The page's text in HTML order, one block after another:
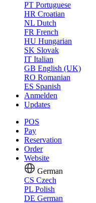
PT Portuguese
HR Croatian
NL Dutch
FR French
HU Hungarian
SK Slovak
IT Italian
GB English (UK)
RO Romanian
ES Spanish
Anmelden
Updates
POS
Pay
Reservation
Order
Website
German
CS Czech
PL Polish
DE German